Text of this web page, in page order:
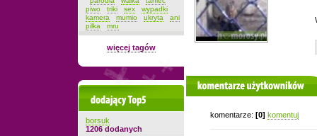
komentarze użytkowników
komentarze: [0] komentuj
piwo
triki sex
wypadki
kamera
mumio ukryta
ani
pilka
mru
więcej tagów
Dodający top-5
borsuk
1206 dodanych